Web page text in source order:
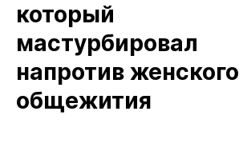
который
мастурбировал
напротив женского
общежития